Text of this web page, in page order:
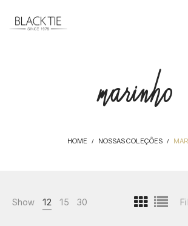
marinho
HOME / NOSSAS COLEÇÕES /
Show 12 15 30